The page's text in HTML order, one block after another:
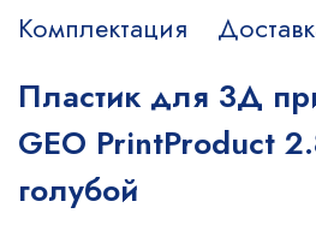
Комплектация
Пластик для 3Д
GEO PrintProduct
голубой